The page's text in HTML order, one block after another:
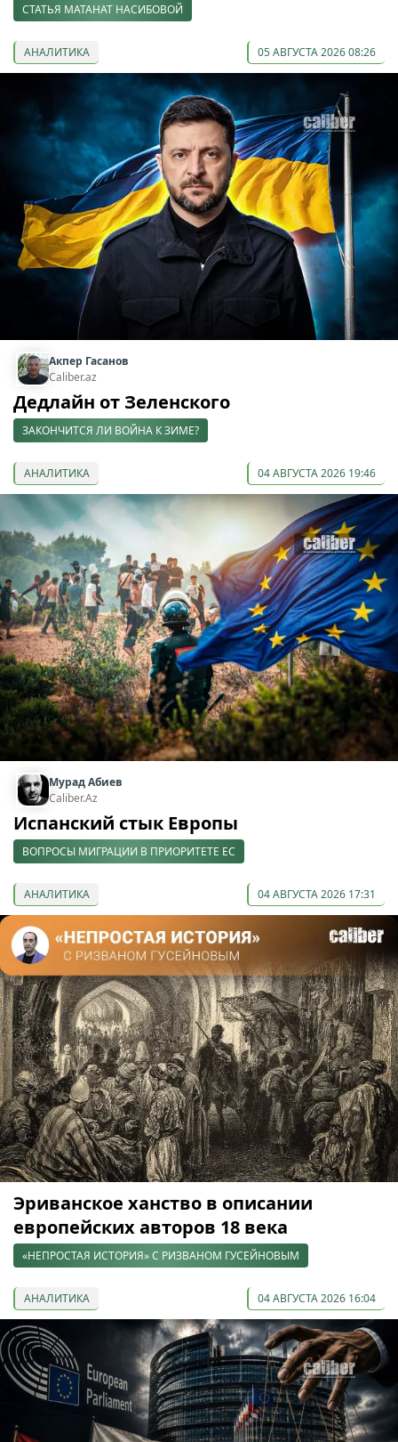
СТАТЬЯ МАТАНАТ НАСИБОВОЙ
АНАЛИТИКА 05 АВГУСТА 2026 08:26
Акпер Гасанов
Caliber.az
Дедлайн от Зеленского
ЗАКОНЧИТСЯ ЛИ ВОЙНА К ЗИМЕ?
АНАЛИТИКА 04 АВГУСТА 2026 19:46
Мурад Абиев
Caliber.Az
Испанский стык Европы
ВОПРОСЫ МИГРАЦИИ В ПРИОРИТЕТЕ ЕС
АНАЛИТИКА 04 АВГУСТА 2026 17:31
Эриванское ханство в описании
европейских авторов 18 века
«НЕПРОСТАЯ ИСТОРИЯ» С РИЗВАНОМ ГУСЕЙНОВЫМ
АНАЛИТИКА 04 АВГУСТА 2026 16:04